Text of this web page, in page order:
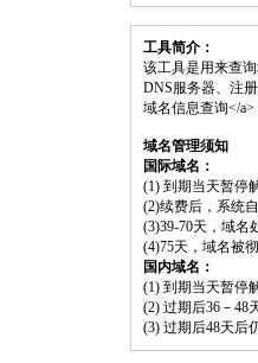
工具简介：
该工具是用来查
DNS服务器、注
域名信息查询</
域名管理须知
国际域名：
(1) 到期当天暂停
(2)续费后，系统
(3)39-70天，域名
(4)75天，域名被
国内域名：
(1) 到期当天暂停
(2) 过期后36－48
(3) 过期后48天后